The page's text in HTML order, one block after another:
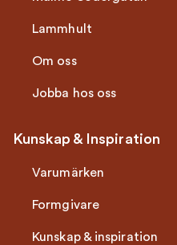
Lammhult
Om oss
Jobba hos oss
Kunskap & Inspiration
Varumärken
Formgivare
Kunskap & inspiration